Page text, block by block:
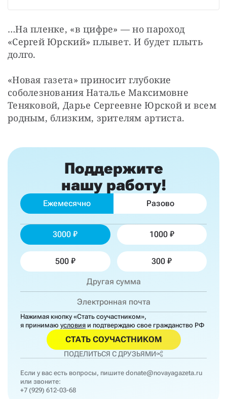
…На пленке, «в цифре» — но пароход
«Сергей Юрский» плывет. И будет плыть
долго.
«Новая газета» приносит глубокие
соболезнования Наталье Максимовне
Теняковой, Дарье Сергеевне Юрской и всем
родным, близким, зрителям артиста.
Поддержите
нашу работу!
Ежемесячно Разово
3000 1000
500 300
Нажимая кнопку «Стать соучастником»,
я принимаю условия и подтверждаю свое гражданство РФ
СТАТЬ СОУЧАСТНИКОМ
ПОДЕЛИТЬСЯ С ДРУЗЬЯМИ
Если у вас есть вопросы, пишите donate@novayagazeta.ru
или звоните:
+7 (929) 612-03-68